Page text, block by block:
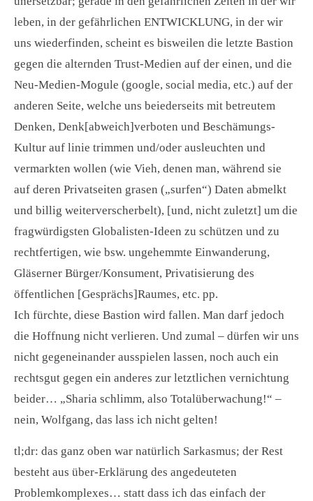
leben, in der gefährlichen ENTWICKLUNG, in der wir
uns wiederfinden, scheint es bisweilen die letzte Bastion
gegen die alternden Trust-Medien auf der einen, und die
Neu-Medien-Mogule (google, social media, etc.) auf der
anderen Seite, welche uns beiederseits mit betreutem
Denken, Denk[abweich]verboten und Beschämungs-
Kultur auf linie trimmen und/oder ausleuchten und
vermarkten wollen (wie Vieh, denen man, während sie
auf deren Privatseiten grasen („surfen“) Daten abmelkt
und billig weiterverscherbelt), [und, nicht zuletzt] um die
fragwürdigsten Globalisten-Ideen zu schützen und zu
rechtfertigen, wie bsw. ungehemmte Einwanderung,
Gläserner Bürger/Konsument, Privatisierung des
öffentlichen [Gesprächs]Raumes, etc. pp.
Ich fürchte, diese Bastion wird fallen. Man darf jedoch
die Hoffnung nicht verlieren. Und zumal – dürfen wir uns
nicht gegeneinander ausspielen lassen, noch auch ein
rechtsgut gegen ein anderes zur letztlichen vernichtung
beider… „Sharia schlimm, also Totalüberwachung!“ –
nein, Wolfgang, das lass ich nicht gelten!
tl;dr: das ganz oben war natürlich Sarkasmus; der Rest
besteht aus über-Erklärung des angedeuteten
Problemkomplexes… statt dass ich das einfach der